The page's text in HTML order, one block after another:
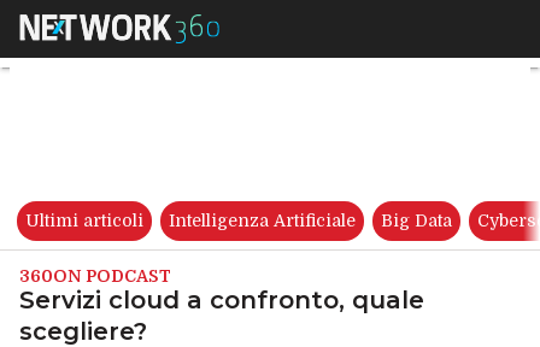
Servizi cloud a confronto,
Ultimi articoli Intelligenza Artificiale Big Data
360ON PODCAST
Servizi cloud a confronto, quale
scegliere?